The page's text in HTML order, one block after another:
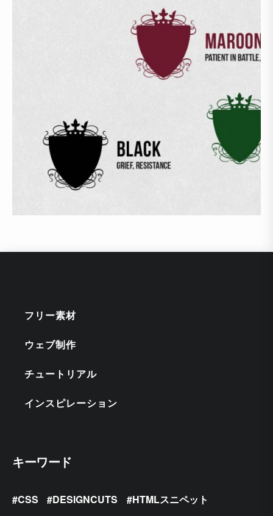
フリー素材
ウェブ制作
チュートリアル
インスピレーション
キーワード
CSS DESIGNCUTS
HTMLスニペット